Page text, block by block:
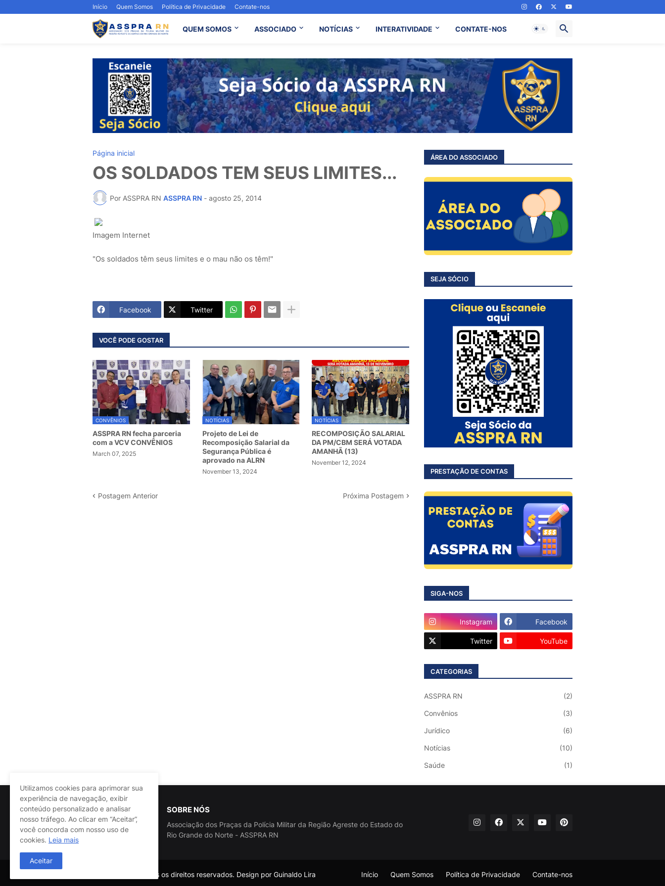
Início Quem Somos Política de Privacidade Contate-nos
QUEM SOMOS ASSOCIADO NOTÍCIAS INTERATIVIDADE CONTATE-NOS
Página inicial
OS SOLDADOS TEM SEUS LIMITES...
Por ASSPRA RN ASSPRA RN - agosto 25, 2014
Imagem Internet
"Os soldados têm seus limites e o mau não os têm!"
Facebook Twitter
VOCÊ PODE GOSTAR
CONVÊNIOS
ASSPRA RN fecha parceria
com a VCV CONVÊNIOS
March 07, 2025
NOTÍCIAS
Projeto de Lei de
Recomposição Salarial da
Segurança Pública é
aprovado na ALRN
November 13, 2024
NOTÍCIAS
RECOMPOSIÇÃO SALARIAL
DA PM/CBM SERÁ VOTADA
AMANHÃ (13)
November 12, 2024
Postagem Anterior Próxima Postagem
ÁREA DO ASSOCIADO
SEJA SÓCIO
PRESTAÇÃO DE CONTAS
SIGA-NOS
Instagram Facebook
Twitter YouTube
CATEGORIAS
ASSPRA RN (2)
Convênios (3)
Jurídico (6)
Notícias (10)
Saúde (1)
SOBRE NÓS
Associação dos Praças da Polícia Militar da Região Agreste do Estado do
Rio Grande do Norte - ASSPRA RN
@ASSPRA RN Todos os direitos reservados. Design por Guinaldo Lira Início Quem Somos Política de Privacidade Contate-nos
Utilizamos cookies para aprimorar sua
experiência de navegação, exibir
conteúdo personalizado e analisar
nosso tráfego. Ao clicar em “Aceitar”,
você concorda com nosso uso de
cookies. Leia mais
Aceitar